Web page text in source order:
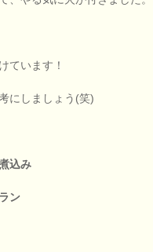
ています！
にしましょう(笑)
込み
ン